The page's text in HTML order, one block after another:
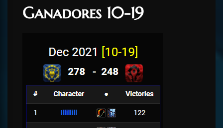
Ganadores 10-19